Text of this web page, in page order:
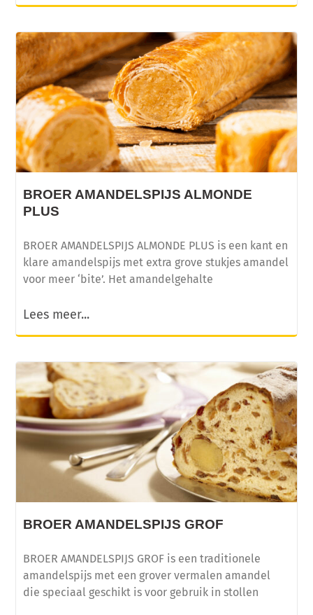
BROER AMANDELSPIJS ALMONDE
PLUS
BROER AMANDELSPIJS ALMONDE PLUS is een kant en
klare amandelspijs met extra grove stukjes amandel
voor meer ‘bite’. Het amandelgehalte
Lees meer...
BROER AMANDELSPIJS GROF
BROER AMANDELSPIJS GROF is een traditionele
amandelspijs met een grover vermalen amandel
die speciaal geschikt is voor gebruik in stollen